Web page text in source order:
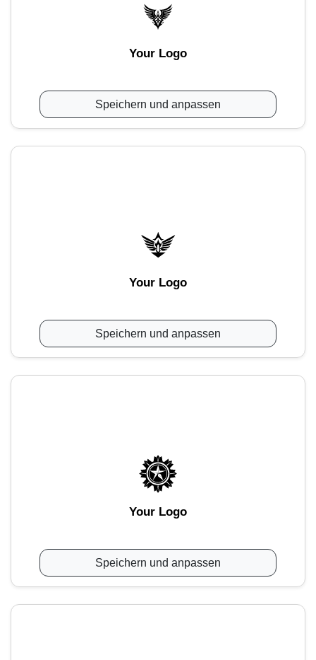
Your Logo
Speichern und anpassen
Your Logo
Speichern und anpassen
Your Logo
Speichern und anpassen